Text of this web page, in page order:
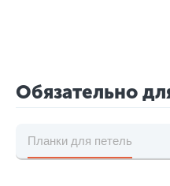
Обязательно
Планки для петель